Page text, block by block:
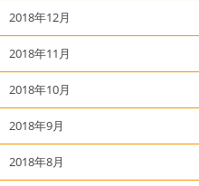
2018年12月
2018年11月
2018年10月
2018年9月
2018年8月